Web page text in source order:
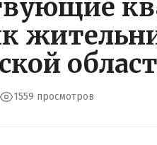
1559 просмотров